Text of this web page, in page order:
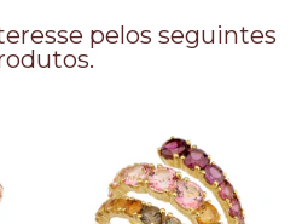
pelos seguintes